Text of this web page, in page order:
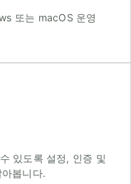
또는 macOS 운영
있도록 설정, 인증 및
봅니다.